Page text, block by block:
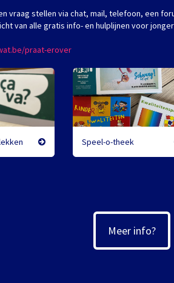
vraag stellen via chat, mail, telefoon, een
van alle gratis info- en hulplijnen voor
praat-erover
Speel-o-theek
Meer info?